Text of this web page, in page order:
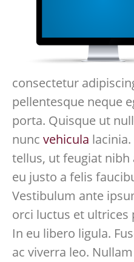
consectetur
pellentesque neque
porta. Quisque ut
nunc vehicula
tellus, ut feugiat
eu justo a felis
Vestibulum ante
orci luctus et ultrices
In eu libero ligula.
ac viverra leo.